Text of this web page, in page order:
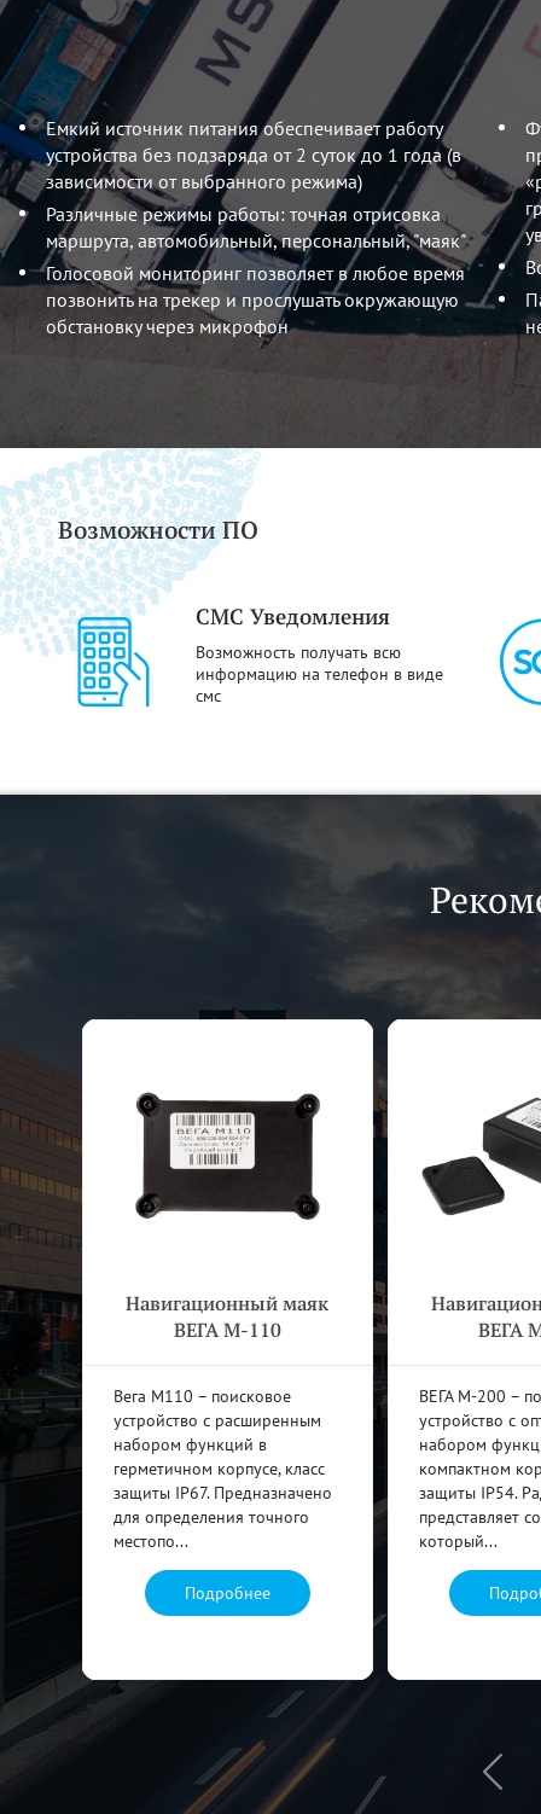
Емкий источник питания обеспечивает работу
устройства без подзаряда от 2 суток до 1 года (в
зависимости от выбранного режима)
Различные режимы работы: точная отрисовка
маршрута, автомобильный, персональный, "маяк"
Голосовой мониторинг позволяет в любое время
позвонить на трекер и прослушать окружающую
обстановку через микрофон
Возможности ПО
СМС Уведомления
Возможность получать всю
информацию на телефон в виде
смс
Навигационный маяк
ВЕГА М-110
Вега М110 – поисковое
устройство с расширенным
набором функций в
герметичном корпусе, класс
защиты IP67. Предназначено
для определения точного
местопо...
Подробнее
ВЕГА
ВЕГА М-200 –
устройство с
набором
компактном
защиты IP54.
представляет
который...